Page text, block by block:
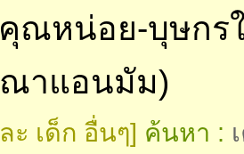
ณหน่อย-บุษกร
าแอนมัม)
ะ เด็ก อื่นๆ] ค้นหา :